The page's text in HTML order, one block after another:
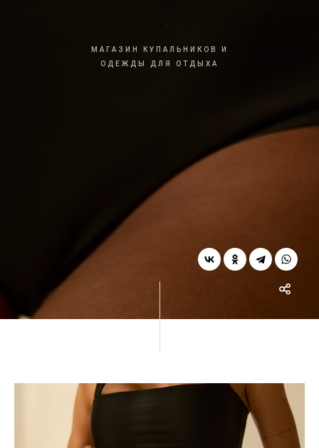
МАГАЗИН КУПАЛЬНИКОВ И
ОДЕЖДЫ ДЛЯ ОТДЫХА